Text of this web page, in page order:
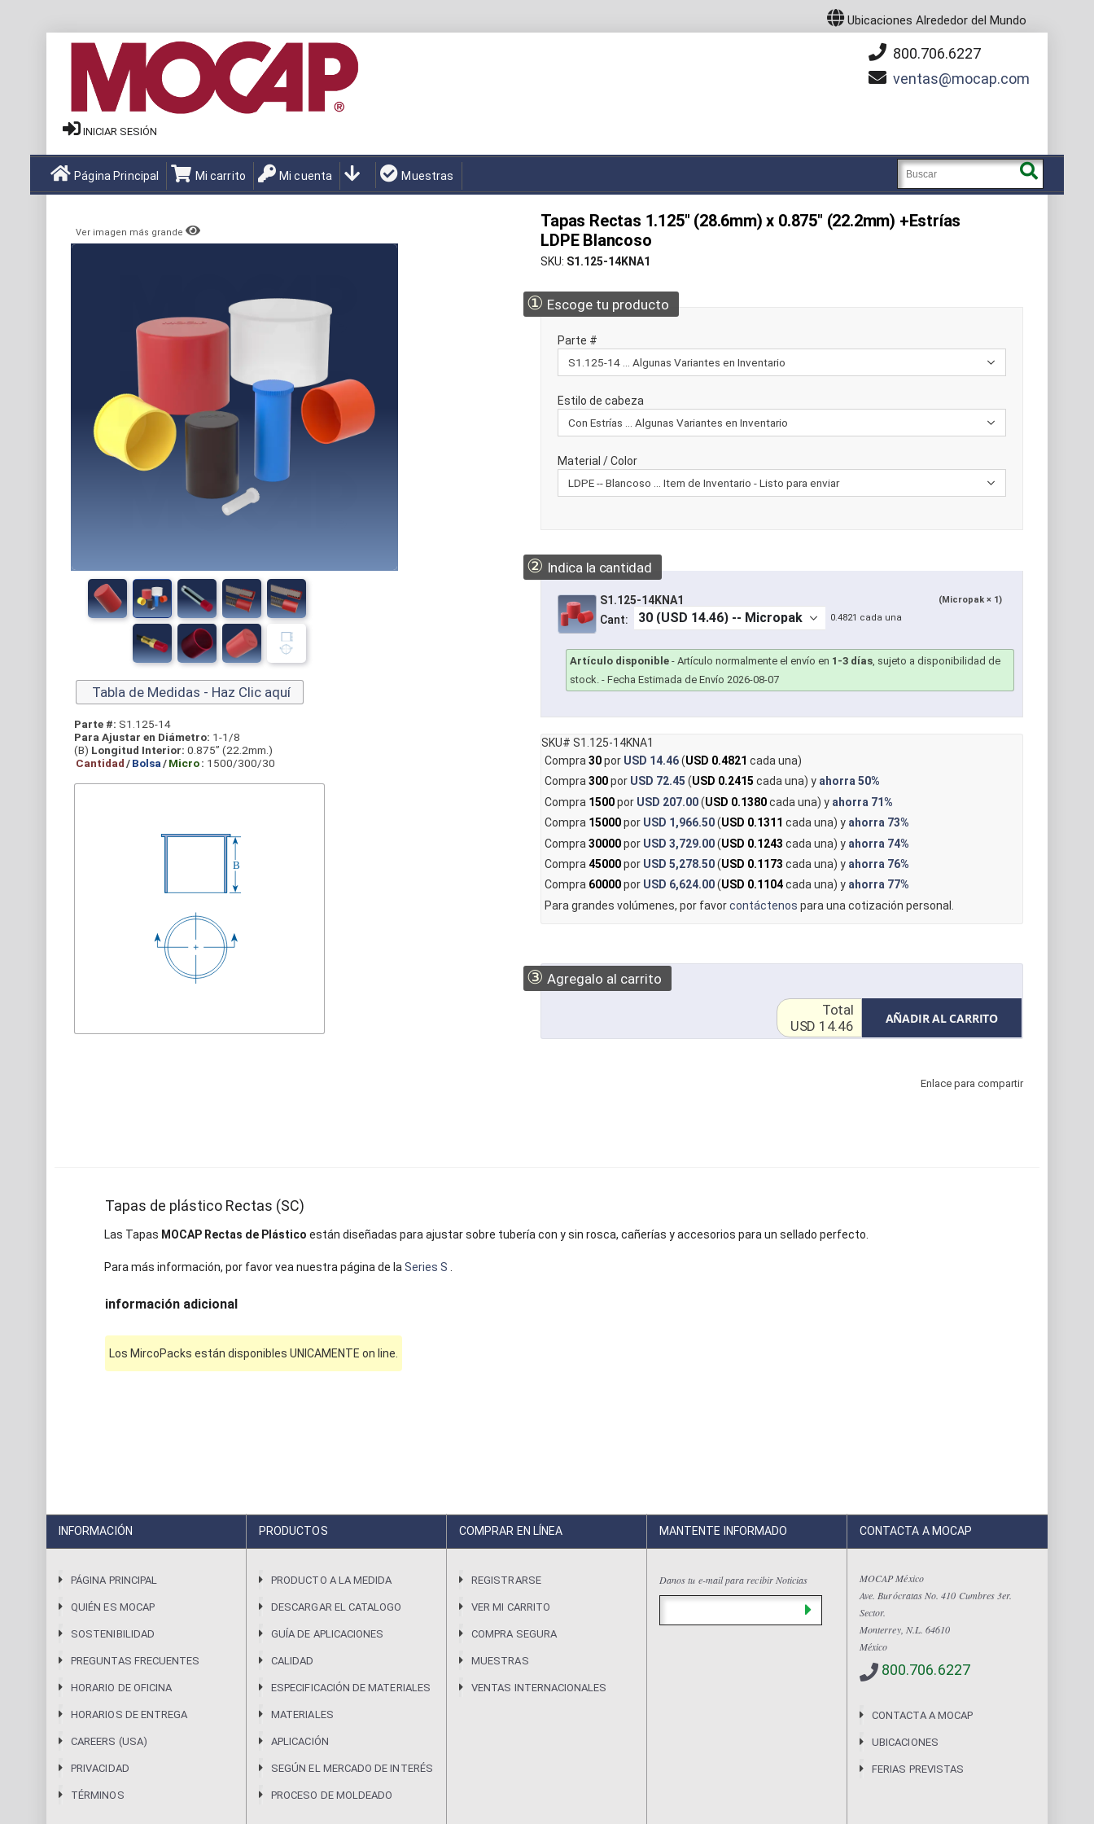
Ubicaciones Alrededor del Mundo
800.706.6227
ventas
mocap.com
INICIAR SESIÓN
Página Principal Mi carrito Mi cuenta Muestras
Tapas Rectas 1.125" (28.6mm) x 0.875" (22.2mm) +Estrías
LDPE Blancoso
SKU S1.125-14KNA1
① Escoge tu producto
Parte #
Estilo de cabeza
Material / Color
② Indica la cantidad
S1.125-14KNA1 (Micropak × 1)
Cant: 0.4821 cada una
Artículo disponible -Artículo normalmente el envío en 1-3 días, sujeto a disponibilidad de
stock. - Fecha Estimada de Envío 2026-08-07
SKU# S1.125-14KNA1
Compra 30por USD 14.46(USD 0.4821 cada una)
Compra300por USD 72.45 (USD 0.2415 cada una) y ahorra50%
Compra 1500por USD 207.00(USD 0.1380cada una) y ahorra 71%
Compra 15000por USD 1,966.50(USD 0.1311 cada una) y ahorra 73%
Compra 30000por USD 3,729.00(USD 0.1243 cada una) y ahorra 74%
Compra 45000por USD 5,278.50(USD 0.1173 cada una) y ahorra 76%
Compra 60000por USD 6,624.00(USD 0.1104cada una) y ahorra 77%
Para grandes volúmenes, por favorcontáctenos para una cotización personal.
③ Agregalo al carrito
AÑADIR AL CARRITO
Total
USD 14.46
Enlace para compartir
Ver imagen más grande
Tabla de Medidas - Haz Clic aquí
Parte #: S1.125-14
Para Ajustar en Diámetro: 1-1/8
(B) Longitud Interior: 0.875” (22.2mm.)
Cantidad/Bolsa/Micro: 1500/300/30
Tapas de plástico Rectas (SC)
Las Tapas MOCAP Rectas de Plástico están diseñadas para ajustar sobre tubería con y sin rosca, cañerías y accesorios para un sellado perfecto.
Para más información, por favor vea nuestra página de laSeries S .
información adicional
Los MircoPacks están disponibles UNICAMENTE on line.
INFORMACIÓN
PÁGINA PRINCIPAL
QUIÉN ES MOCAP
SOSTENIBILIDAD
PREGUNTAS FRECUENTES
HORARIO DE OFICINA
HORARIOS DE ENTREGA
CAREERS (USA)
PRIVACIDAD
TÉRMINOS
PRODUCTOS
PRODUCTO A LA MEDIDA
DESCARGAR EL CATALOGO
GUÍA DE APLICACIONES
CALIDAD
ESPECIFICACIÓN DE MATERIALES
MATERIALES
APLICACIÓN
SEGÚN EL MERCADO DE INTERÉS
PROCESO DE MOLDEADO
COMPRAR EN LÍNEA
REGISTRARSE
VER MI CARRITO
COMPRA SEGURA
MUESTRAS
VENTAS INTERNACIONALES
MANTENTE INFORMADO
Danos tu e-mail para recibir Noticias
CONTACTA A MOCAP
MOCAP México
Ave. Burócratas No. 410 Cumbres 3er.
Sector.
Monterrey, N.L. 64610
México
800.706.6227
CONTACTA A MOCAP
UBICACIONES
FERIAS PREVISTAS